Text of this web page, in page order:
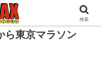
ら東京マラソン
検索